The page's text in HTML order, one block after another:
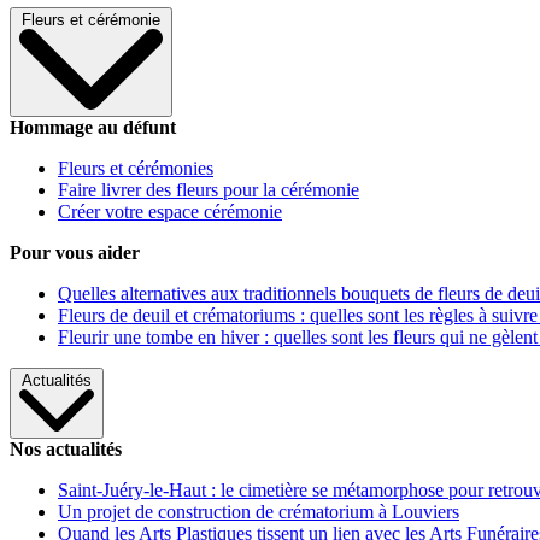
Fleurs et cérémonie
Hommage au défunt
Fleurs et cérémonies
Faire livrer des fleurs pour la cérémonie
Créer votre espace cérémonie
Pour vous aider
Quelles alternatives aux traditionnels bouquets de fleurs de
Fleurs de deuil et crématoriums : quelles sont les règles à
Fleurir une tombe en hiver : quelles sont les fleurs qui ne gèlent
Actualités
Nos actualités
Saint-Juéry-le-Haut : le cimetière se métamorphose pour
Un projet de construction de crématorium à Louviers
Quand les Arts Plastiques tissent un lien avec les Arts